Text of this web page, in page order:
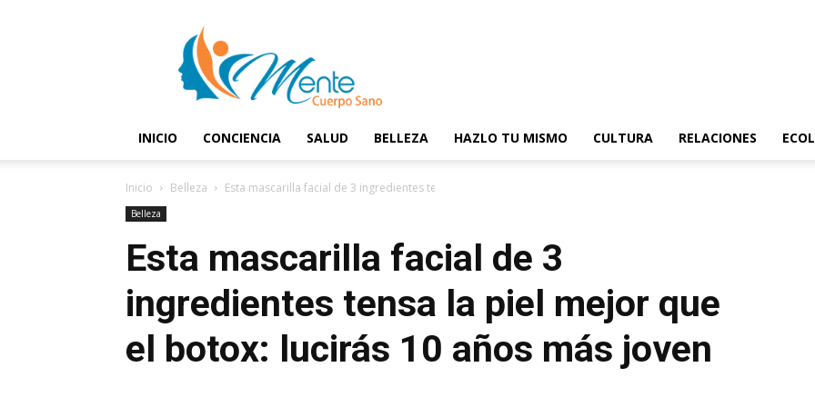
Cuerpo
Sano
INICIO CONCIENCIA SALUD BELLEZA HAZLO TU MISMO CULTURA RELACIONES
Inicio Belleza Esta mascarilla facial de 3 ingredientes tensa la piel mejor que el...
Belleza
Esta mascarilla facial de 3
ingredientes tensa la piel mejor que
el botox: lucirás 10 años más joven